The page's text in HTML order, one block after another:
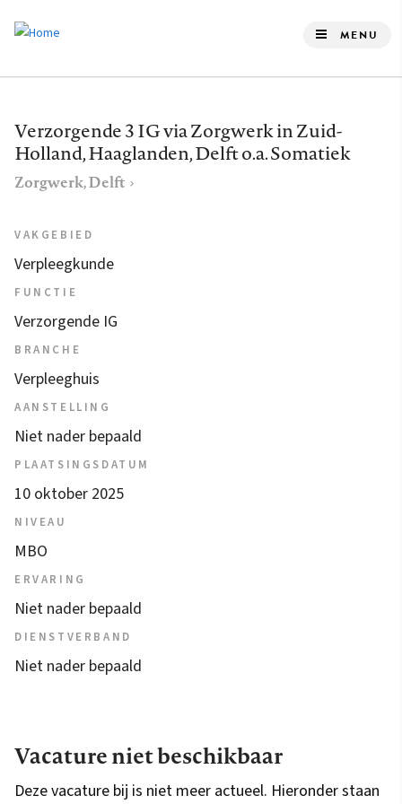
de
gaan
MENU
Verzorgende 3 IG via Zorgwerk in Zuid-
Holland, Haaglanden, Delft o.a. Somatiek
Zorgwerk, Delft
VAKGEBIED
Verpleegkunde
FUNCTIE
Verzorgende IG
BRANCHE
Verpleeghuis
AANSTELLING
Niet nader bepaald
PLAATSINGSDATUM
10 oktober 2025
NIVEAU
MBO
ERVARING
Niet nader bepaald
DIENSTVERBAND
Niet nader bepaald
Vacature niet beschikbaar
Deze vacature bij is niet meer actueel. Hieronder staan